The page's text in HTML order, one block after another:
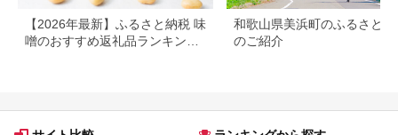
【2026年最新】ふるさと納税 味
噌のおすすめ返礼品ランキング
和歌山県美浜町のふるさと納
のご紹介